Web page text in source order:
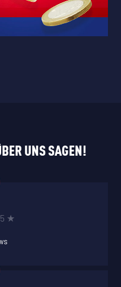
UNS SAGEN!
★